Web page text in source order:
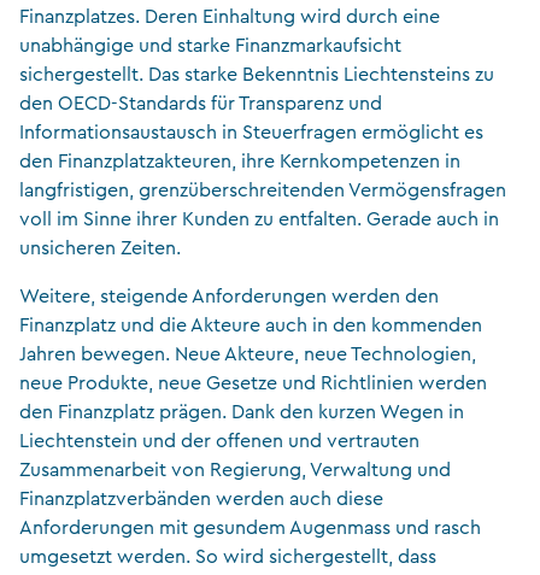
Finanzplatzes. Deren Einhaltung wird durch eine
unabhängige und starke Finanzmarkaufsicht
sichergestellt. Das starke Bekenntnis Liechtensteins zu
den OECD-Standards für Transparenz und
Informationsaustausch in Steuerfragen ermöglicht es
den Finanzplatzakteuren, ihre Kernkompetenzen in
langfristigen, grenzüberschreitenden Vermögensfragen
voll im Sinne ihrer Kunden zu entfalten. Gerade auch in
unsicheren Zeiten.
Weitere, steigende Anforderungen werden den
Finanzplatz und die Akteure auch in den kommenden
Jahren bewegen. Neue Akteure, neue Technologien,
neue Produkte, neue Gesetze und Richtlinien werden
den Finanzplatz prägen. Dank den kurzen Wegen in
Liechtenstein und der offenen und vertrauten
Zusammenarbeit von Regierung, Verwaltung und
Finanzplatzverbänden werden auch diese
Anforderungen mit gesundem Augenmass und rasch
umgesetzt werden. So wird sichergestellt, dass